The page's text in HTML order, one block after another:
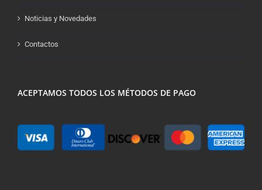
Noticias y Novedades
Contactos
ACEPTAMOS TODOS LOS MÉTODOS DE PAGO